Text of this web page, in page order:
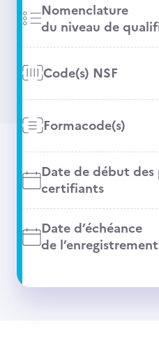
Nomenclature
du niveau de
Code(s) NSF
Formacode(s)
Date de début des
certifiants
Date d’échéance
de l’enregistrement